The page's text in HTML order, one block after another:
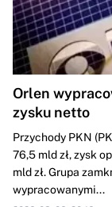
Orlen
zysku netto
Przychody PKN
76,5 mld zł, zysk
mld zł. Grupa
wypracowanymi...